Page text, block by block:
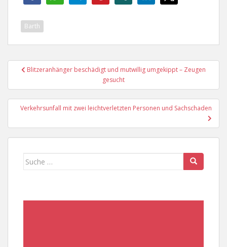
Barth
Beitragsnavigation
Blitzeranhänger beschädigt und mutwillig umgekippt – Zeugen
gesucht
Verkehrsunfall mit zwei leichtverletzten Personen und Sachschaden
Suche